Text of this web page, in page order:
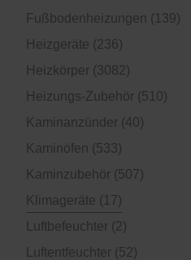
Fußbodenheizungen (139)
Heizgeräte (236)
Heizkörper (3082)
Heizungs-Zubehör (510)
Kaminanzünder (40)
Kaminöfen (533)
Kaminzubehör (507)
Klimageräte (17)
Luftbefeuchter (2)
Luftentfeuchter (52)